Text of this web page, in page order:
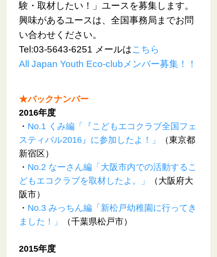
験・取材したい！」ユースを募集します。
興味があるユースは、全国事務局までお問
い合わせください。
Tel:03-5643-6251 メールはこちら
All Japan Youth Eco-clubメンバー募集！！
★バックナンバー
2016年度
・ No.1 くみ編「『こどもエコクラブ全国フェ
スティバル2016』に参加したよ！」
（東京都
新宿区）
・ No.2 なーさん編「大阪市内での活動するこ
どもエコクラブを取材したよ。」
（大阪府大
阪市）
・ No.3 みっちん編「新松戸幼稚園に行ってき
ました！」
（千葉県松戸市）
2015年度